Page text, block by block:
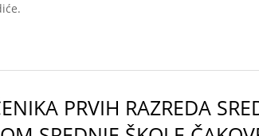
PRVIH RAZREDA